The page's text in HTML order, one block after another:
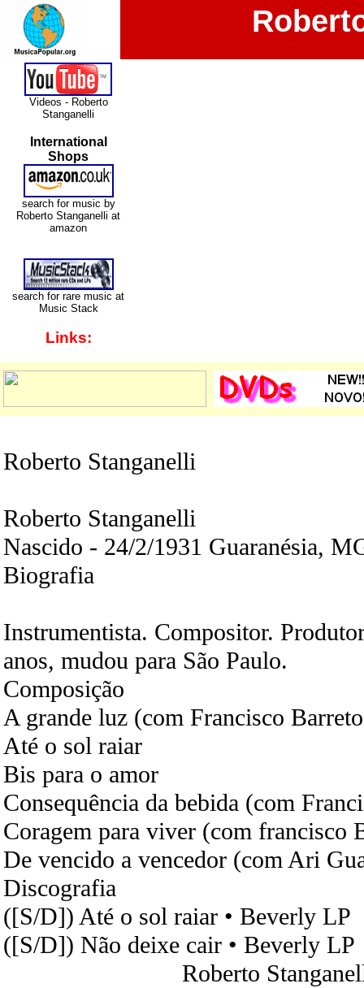
Videos - Roberto
Stanganelli
International
Shops
search for music by
Roberto Stanganelli at
amazon
search for rare music at
Music Stack
Links:
Roberto Stanganelli
Roberto Stanganelli
Nascido - 24/2/1931 Guaranésia,
Biografia
Instrumentista. Compositor.
anos, mudou para São Paulo.
Composição
A grande luz (com Francisco
Até o sol raiar
Bis para o amor
Consequência da bebida (com
Coragem para viver (com francisco
De vencido a vencedor (com Ari
Discografia
([S/D]) Até o sol raiar • Beverly LP
([S/D]) Não deixe cair • Beverly LP
Roberto